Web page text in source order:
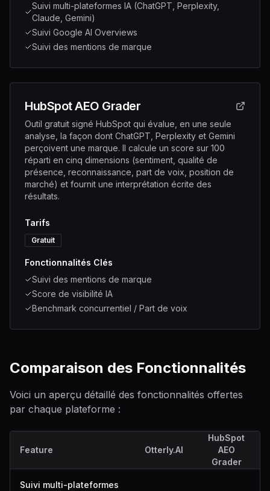
Suivi multi-plateformes IA (ChatGPT, Perplexity,
Claude, Gemini)
Suivi Google AI Overviews
Suivi des mentions de marque
HubSpot AEO Grader
Outil gratuit signé HubSpot qui évalue, en une seule
analyse, la façon dont ChatGPT, Perplexity et Gemini
perçoivent une marque. Il calcule un score sur 100
réparti en cinq dimensions (sentiment, qualité de
présence, reconnaissance, part de voix, position de
marché) et fournit une interprétation écrite des
résultats.
Tarifs
Gratuit
Fonctionnalités Clés
Suivi des mentions de marque
Score de visibilité IA
Benchmark concurrentiel / Part de voix
Comparaison des Fonctionnalités
Voici un aperçu détaillé des fonctionnalités offertes
par chaque plateforme :
Feature Otterly.AI
HubSpot
AEO
Grader
Suivi multi-plateformes